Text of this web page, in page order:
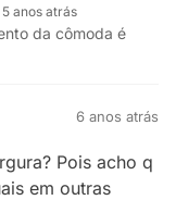
5 anos atrás
da cômoda é
6 anos atrás
Pois acho q
em outras